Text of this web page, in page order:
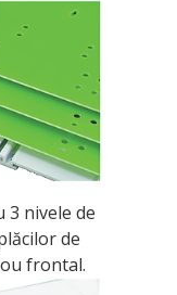
3 nivele de
de
frontal.